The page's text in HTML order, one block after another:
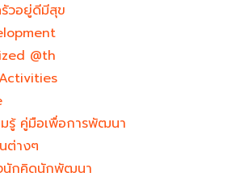
วอยู่ดีมีสุข
@th
รู้ คู่มือเพื่อการพัฒนา
ต่างๆ
นักคิดนักพัฒนา